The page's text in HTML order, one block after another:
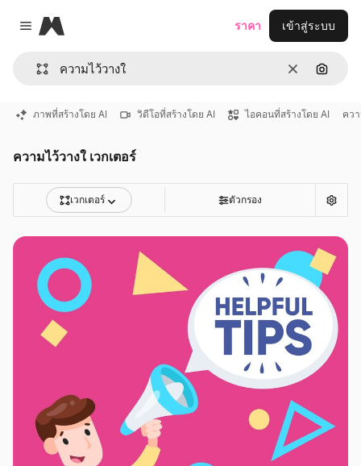
Close menu
Magnific
ชัดเจนค้นหา
ราคา เข้าสู่ระบบ
ภาพที่สร้างโดย AI วิดีโอที่สร้างโดย AI ไอคอนที่สร้างโดย AI คว
ความไว้วางใ เวกเตอร์
เวกเตอร์ ตัวกรอง